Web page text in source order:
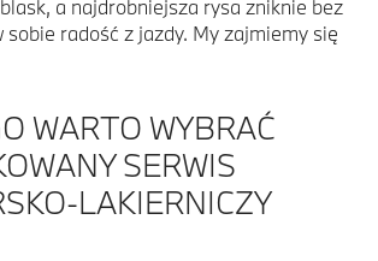
a najdrobniejsza rysa zniknie bez
sobie radość z jazdy. My zajmiemy się
WARTO WYBRAĆ
SERWIS
LAKIERNICZY